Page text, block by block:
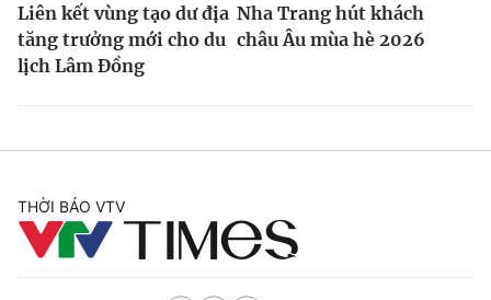
Liên kết vùng tạo dư địa
tăng trưởng mới cho du
lịch Lâm Đồng
Nha Trang hút khách
châu Âu mùa hè 2026
THỜI BÁO VTV